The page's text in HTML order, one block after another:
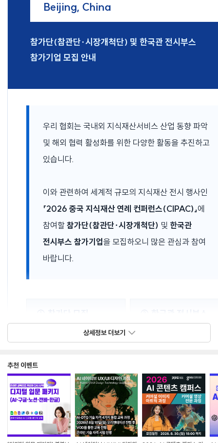
Beijing, China
참가단(참관단·시장개척단) 및 한국관 전시부스
참가기업 모집 안내
우리 협회는 국내외 지식재산서비스 산업 동향 파악
및 해외 협력 활성화를 위한 다양한 활동을 추진하고
있습니다.
이와 관련하여 세계적 규모의 지식재산 전시 행사인
「2026 중국 지식재산 연례 컨퍼런스(CIPAC)」에
참여할참가단(참관단·시장개척단) 및 한국관
전시부스 참가기업을 모집하오니 많은 관심과 참여
바랍니다.
참관 패키지:
시장개척 패키지:
9/7(월)~9/10(목), 3박4일
전시·컨퍼런스참관,
시장동향파악, 산업시찰등
모집
이내 구성
1인 시장개척 패키지제공 등
특전 포함
IP서비스 기업 및 유관기관
대상
상세정보 더보기
추천 이벤트